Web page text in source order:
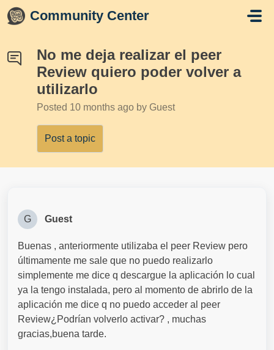
Skip to main content
Community Center
No me deja realizar el peer
Review quiero poder volver a
utilizarlo
Posted 10 months ago by Guest
Post a topic
G Guest
Buenas , anteriormente utilizaba el peer Review pero
últimamente me sale que no puedo realizarlo
simplemente me dice q descargue la aplicación lo cual
ya la tengo instalada, pero al momento de abrirlo de la
aplicación me dice q no puedo acceder al peer
Review¿Podrían volverlo activar? , muchas
gracias,buena tarde.